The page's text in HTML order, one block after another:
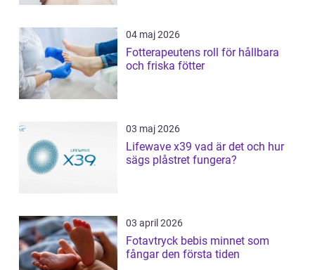
04 maj 2026
Fotterapeutens roll för hållbara
och friska fötter
03 maj 2026
Lifewave x39 vad är det och hur
sägs plåstret fungera?
03 april 2026
Fotavtryck bebis minnet som
fångar den första tiden